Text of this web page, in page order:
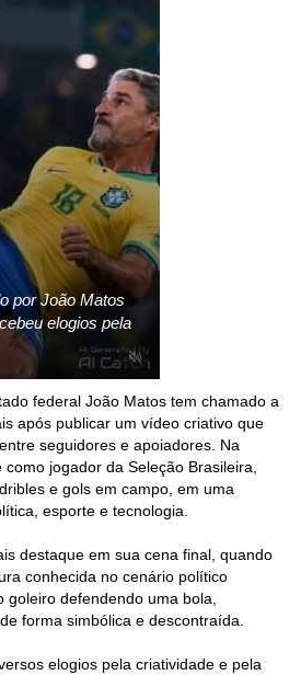
por João Matos
elogios pela
federal João Matos tem chamado a
após publicar um vídeo criativo que
seguidores e apoiadores. Na
jogador da Seleção Brasileira,
e gols em campo, em uma
esporte e tecnologia.
destaque em sua cena final, quando
conhecida no cenário político
defendendo uma bola,
forma simbólica e descontraída.
elogios pela criatividade e pela